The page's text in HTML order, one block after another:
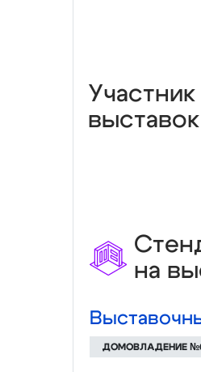
Участник
выставок
на
ДОМОВЛАДЕНИЕ №6